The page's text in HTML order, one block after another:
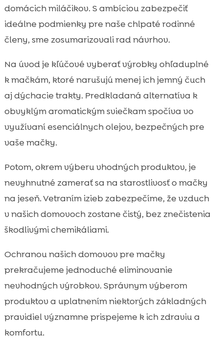
domácich miláčikov. S ambíciou zabezpečiť
ideálne podmienky pre naše chlpaté rodinné
členy, sme zosumarizovali rad návrhov.
Na úvod je kľúčové vyberať výrobky ohľaduplné
k mačkám, ktoré narušujú menej ich jemný čuch
aj dýchacie trakty. Predkladaná alternatíva k
obvyklým aromatickým sviečkam spočíva vo
využívaní esenciálnych olejov, bezpečných pre
vaše mačky.
Potom, okrem výberu vhodných produktov, je
nevyhnutné zamerať sa na starostlivosť o mačky
na jeseň. Vetraním izieb zabezpečíme, že vzduch
v našich domovoch zostane čistý, bez znečistenia
škodlivými chemikáliami.
Ochranou našich domovov pre mačky
prekračujeme jednoduché eliminovanie
nevhodných výrobkov. Správnym výberom
produktov a uplatnením niektorých základných
pravidiel významne prispejeme k ich zdraviu a
komfortu.